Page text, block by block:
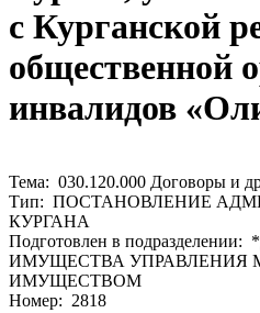
с Курганской
общественной
инвалидов
Тема: 030.120.000 Договоры и
Тип: ПОСТАНОВЛЕНИЕ
КУРГАНА
Подготовлен в
ИМУЩЕСТВА
ИМУЩЕСТВОМ
Номер: 2818